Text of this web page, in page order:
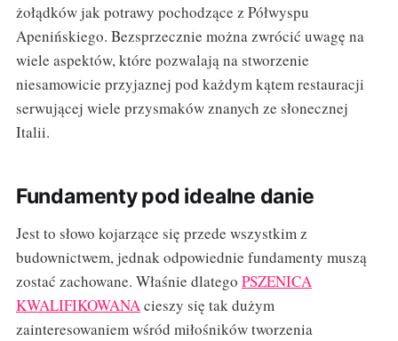
żołądków jak potrawy pochodzące z Półwyspu
Apenińskiego. Bezsprzecznie można zwrócić uwagę na
wiele aspektów, które pozwalają na stworzenie
niesamowicie przyjaznej pod każdym kątem restauracji
serwującej wiele przysmaków znanych ze słonecznej
Italii.
Fundamenty pod idealne danie
Jest to słowo kojarzące się przede wszystkim z
budownictwem, jednak odpowiednie fundamenty muszą
zostać zachowane. Właśnie dlatego PSZENICA
KWALIFIKOWANAcieszy się tak dużym
zainteresowaniem wśród miłośników tworzenia